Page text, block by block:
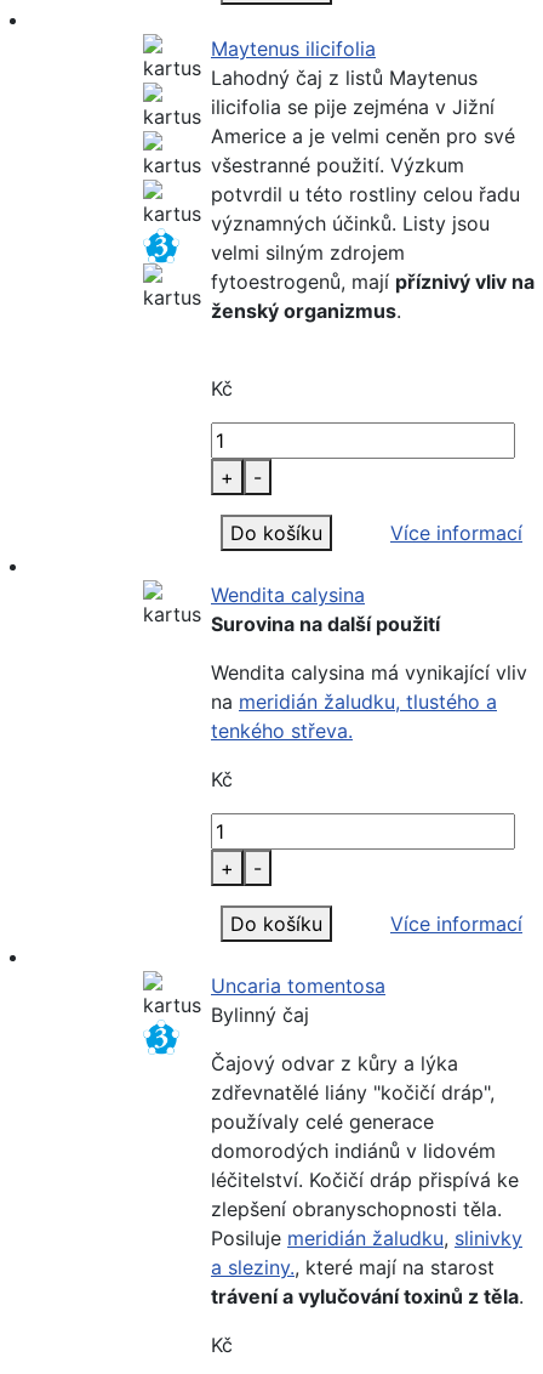
Maytenus ilicifolia
Lahodný čaj z listů Maytenus
ilicifolia se pije zejména v Jižní
Americe a je velmi ceněn pro své
všestranné použití. Výzkum
potvrdil u této rostliny celou řadu
významných účinků. Listy jsou
velmi silným zdrojem
fytoestrogenů, mají příznivý vliv na
ženský organizmus.
Kč
+ -
Do košíku Více informací
Wendita calysina
Surovina na další použití
Wendita calysina má vynikající vliv
na meridián žaludku, tlustého a
tenkého střeva.
Kč
+ -
Do košíku Více informací
Uncaria tomentosa
Bylinný čaj
Čajový odvar z kůry a lýka
zdřevnatělé liány "kočičí dráp",
používaly celé generace
domorodých indiánů v lidovém
léčitelství. Kočičí dráp přispívá ke
zlepšení obranyschopnosti těla.
Posiluje meridián žaludku, slinivky
a sleziny., které mají na starost
trávení a vylučování toxinů z těla.
Kč